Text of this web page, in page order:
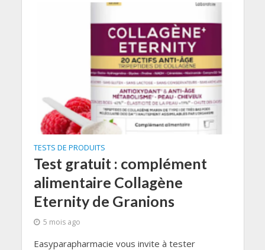
TESTS DE PRODUITS
Test gratuit : complément
alimentaire Collagène
Eternity de Granions
5 mois ago
Easyparapharmacie vous invite à tester